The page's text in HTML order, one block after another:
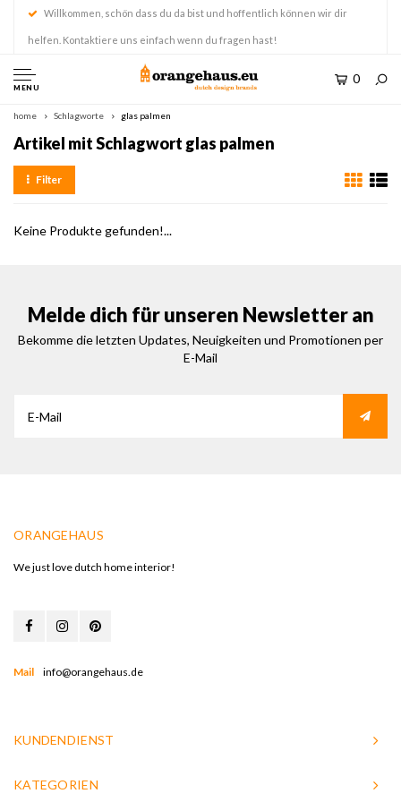
Willkommen, schön dass du da bist und hoffentlich können wir dir
helfen. Kontaktiere uns einfach wenn du fragen hast!
MENU
0
home Schlagworte glas palmen
Artikel mit Schlagwort glas palmen
Filter
Keine Produkte gefunden!...
Melde dich für unseren Newsletter an
Bekomme die letzten Updates, Neuigkeiten und Promotionen per
E-Mail
ORANGEHAUS
We just love dutch home interior!
Mail info@orangehaus.de
KUNDENDIENST
KATEGORIEN